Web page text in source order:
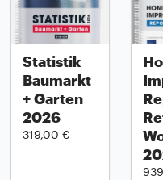
Statistik
Baumarkt
+ Garten
2026
319,00 €